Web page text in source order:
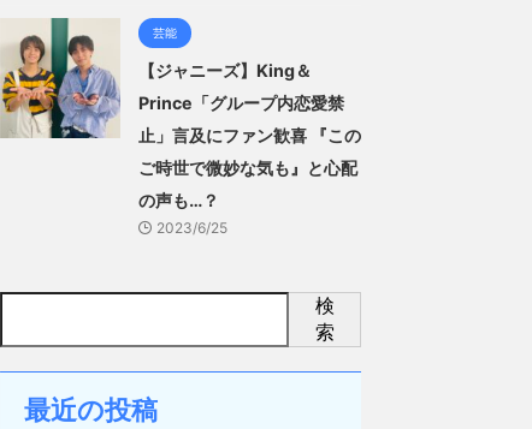
芸能
【ジャニーズ】King＆
Prince「グループ内恋愛禁
止」言及にファン歓喜 『この
ご時世で微妙な気も』と心配
の声も…？
2023/6/25
検
索
最近の投稿